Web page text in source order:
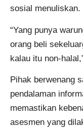
sosial menuliskan.
“Yang punya
orang beli
kalau itu non-
Pihak berwenang
pendalaman
memastikan
asesmen yang